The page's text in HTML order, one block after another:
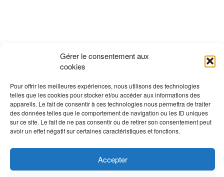
Gérer le consentement aux
cookies
Pour offrir les meilleures expériences, nous utilisons des technologies
telles que les cookies pour stocker et/ou accéder aux informations des
appareils. Le fait de consentir à ces technologies nous permettra de traiter
des données telles que le comportement de navigation ou les ID uniques
sur ce site. Le fait de ne pas consentir ou de retirer son consentement peut
avoir un effet négatif sur certaines caractéristiques et fonctions.
Accepter
CLUB DE VOILE DEUX-MONTAGNES